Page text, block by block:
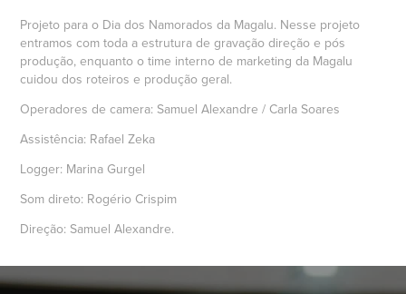
Projeto para o Dia dos Namorados da Magalu. Nesse projeto
entramos com toda a estrutura de gravação direção e pós
produção, enquanto o time interno de marketing da Magalu
cuidou dos roteiros e produção geral.
Operadores de camera: Samuel Alexandre / Carla Soares
Assistência: Rafael Zeka
Logger: Marina Gurgel
Som direto: Rogério Crispim
Direção: Samuel Alexandre.